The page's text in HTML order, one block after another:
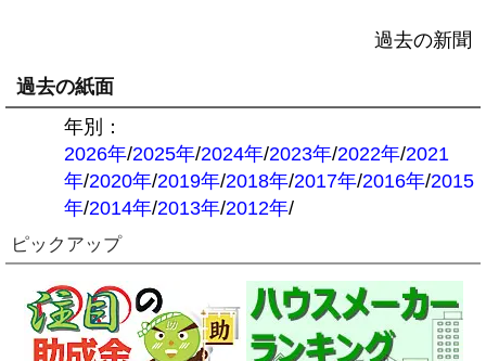
過去の新聞
過去の紙面
年別：
2026年/2025年/2024年/2023年/2022年/2021
年/2020年/2019年/2018年/2017年/2016年/2015
年/2014年/2013年/2012年/
ピックアップ